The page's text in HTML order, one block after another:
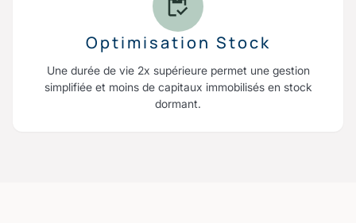
Optimisation Stock
Une durée de vie 2x supérieure permet une gestion
simplifiée et moins de capitaux immobilisés en stock
dormant.